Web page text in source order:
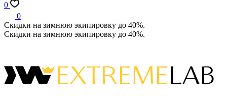
0
0
Скидки на зимнюю экипировку до 40%.
Скидки на зимнюю экипировку до 40%.